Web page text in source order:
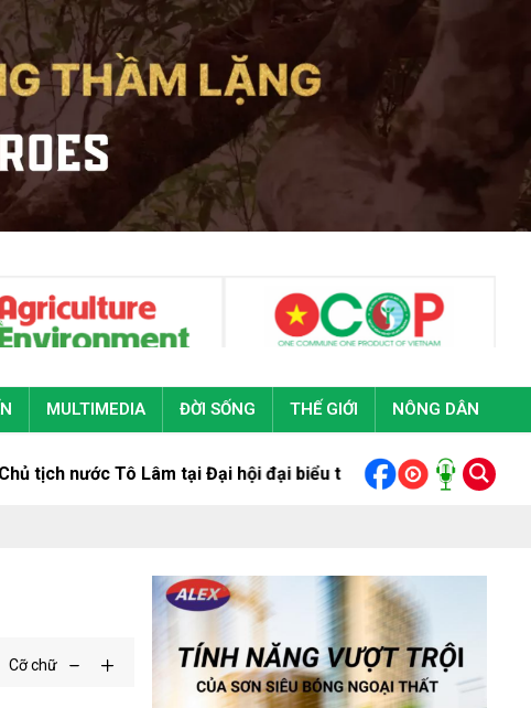
MULTIMEDIA ĐỜI SỐNG THẾ GIỚI NÔNG DÂN
tại Đại hội đại biểu toàn quốc Đoàn Thanh niên cộng sản
Cỡ chữ